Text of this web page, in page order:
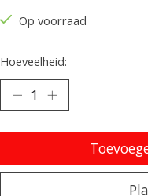
Op voorraad
Hoeveelheid: